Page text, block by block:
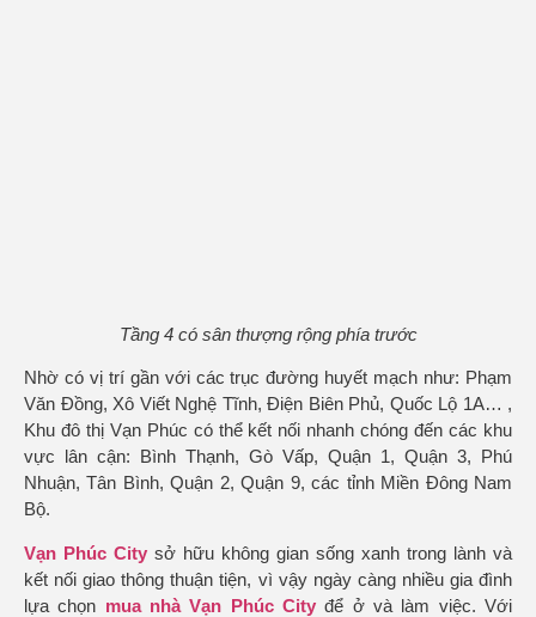
Tầng 4 có sân thượng rộng phía trước
Nhờ có vị trí gần với các trục đường huyết mạch như: Phạm
Văn Đồng, Xô Viết Nghệ Tĩnh, Điện Biên Phủ, Quốc Lộ 1A… ,
Khu đô thị Vạn Phúc có thể kết nối nhanh chóng đến các khu
vực lân cận: Bình Thạnh, Gò Vấp, Quận 1, Quận 3, Phú
Nhuận, Tân Bình, Quận 2, Quận 9, các tỉnh Miền Đông Nam
Bộ.
Vạn Phúc City sở hữu không gian sống xanh trong lành và
kết nối giao thông thuận tiện, vì vậy ngày càng nhiều gia đình
lựa chọn mua nhà Vạn Phúc City để ở và làm việc. Với